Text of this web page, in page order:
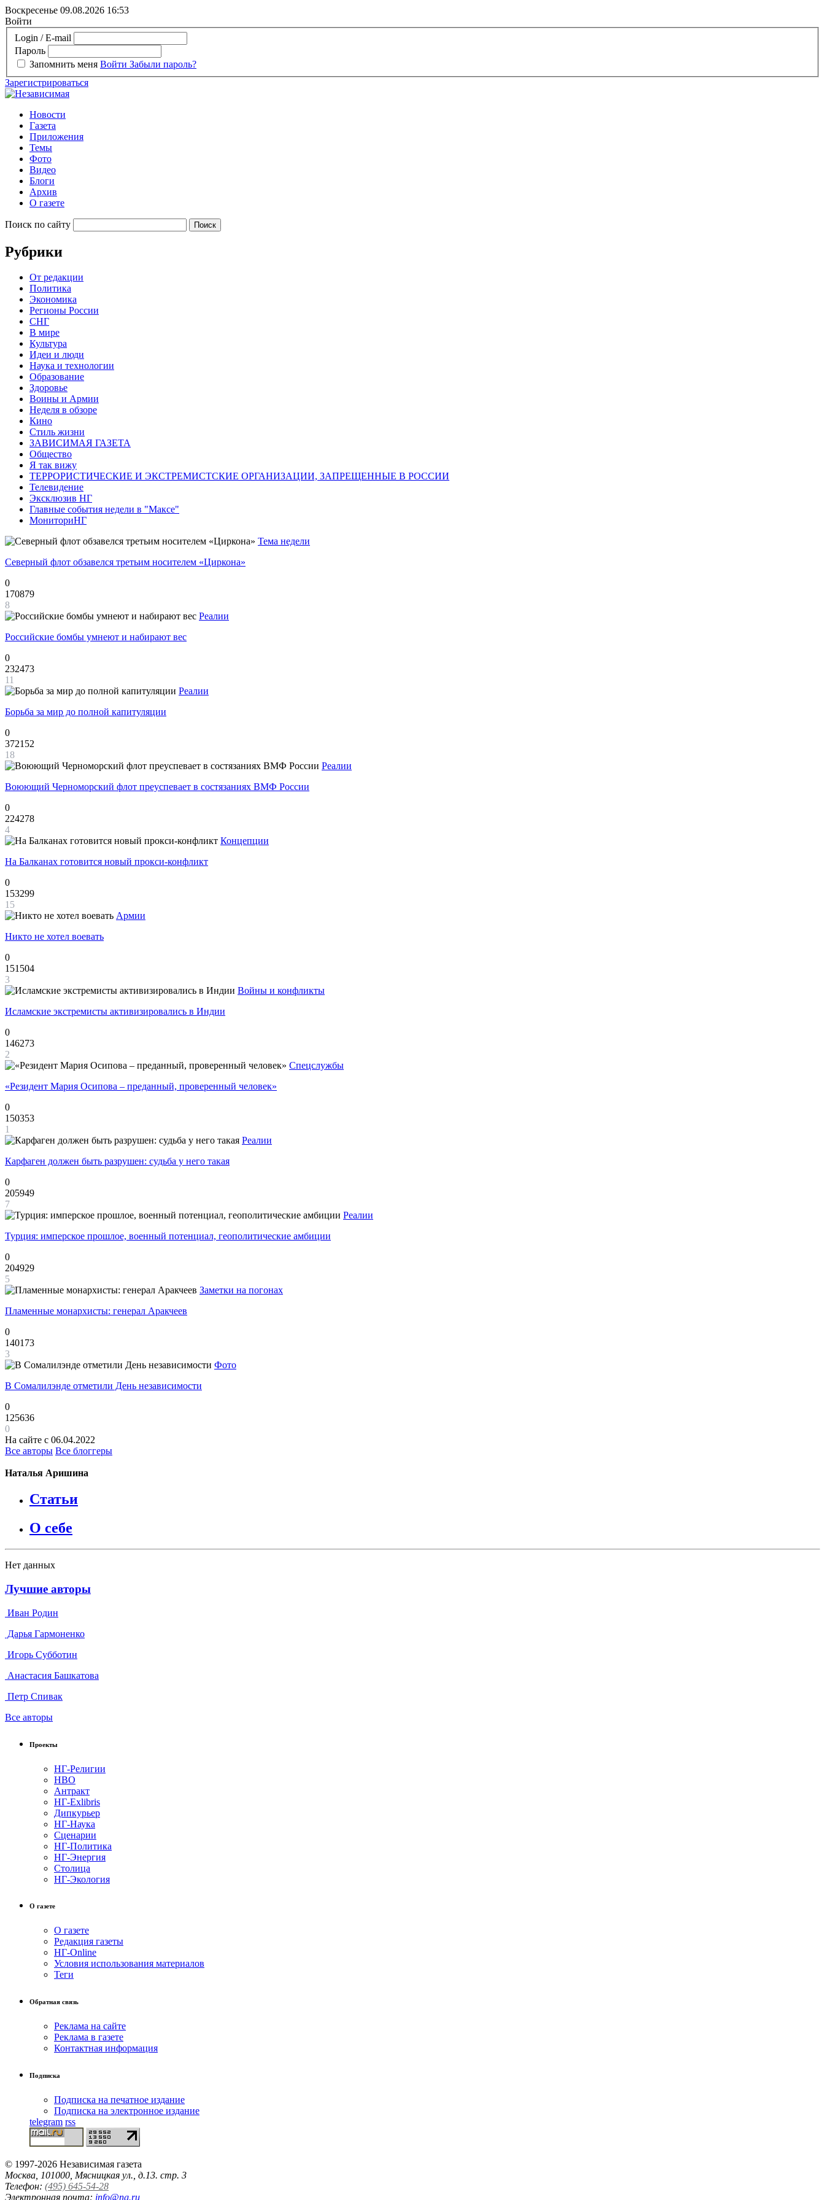
Воскресенье 09.08.2026 16:53
Войти
Login / E-mail
Пароль
Запомнить меня Войти Забыли пароль?
Зарегистрироваться
Новости
Газета
Приложения
Темы
Фото
Видео
Блоги
Архив
О газете
Поиск по сайту
Рубрики
От редакции
Политика
Экономика
Регионы России
СНГ
В мире
Культура
Идеи и люди
Наука и технологии
Образование
Здоровье
Воины и Армии
Неделя в обзоре
Кино
Стиль жизни
ЗАВИСИМАЯ ГАЗЕТА
Общество
Я так вижу
ТЕРРОРИСТИЧЕСКИЕ И ЭКСТРЕМИСТСКИЕ ОРГАНИЗАЦИИ, ЗАПРЕЩЕННЫЕ В РОССИИ
Телевидение
Эксклюзив НГ
Главные события недели в "Максе"
МониториНГ
Тема недели
Северный флот обзавелся третьим носителем «Циркона»
0
170879
8
Реалии
Российские бомбы умнеют и набирают вес
0
232473
11
Реалии
Борьба за мир до полной капитуляции
0
372152
18
Реалии
Воюющий Черноморский флот преуспевает в состязаниях ВМФ России
0
224278
4
Концепции
На Балканах готовится новый прокси-конфликт
0
153299
15
Армии
Никто не хотел воевать
0
151504
3
Войны и конфликты
Исламские экстремисты активизировались в Индии
0
146273
2
Спецслужбы
«Резидент Мария Осипова – преданный, проверенный человек»
0
150353
1
Реалии
Карфаген должен быть разрушен: судьба у него такая
0
205949
7
Реалии
Турция: имперское прошлое, военный потенциал, геополитические амбиции
0
204929
5
Заметки на погонах
Пламенные монархисты: генерал Аракчеев
0
140173
3
Фото
В Сомалилэнде отметили День независимости
0
125636
0
На сайте с 06.04.2022
Все авторы Все блоггеры
Наталья Аришина
Статьи
О себе
Нет данных
Лучшие авторы
Иван Родин
Дарья Гармоненко
Игорь Субботин
Анастасия Башкатова
Петр Спивак
Все авторы
Проекты
НГ-Религии
НВО
Антракт
НГ-Exlibris
Дипкурьер
НГ-Наука
Сценарии
НГ-Политика
НГ-Энергия
Столица
НГ-Экология
О газете
О газете
Редакция газеты
НГ-Online
Условия использования материалов
Теги
Обратная связь
Реклама на сайте
Реклама в газете
Контактная информация
Подписка
Подписка на печатное издание
Подписка на электронное издание
telegram rss
© 1997-2026 Независимая газета
Москва, 101000, Мясницкая ул., д.13. стр. 3
Телефон: (495) 645-54-28
Электронная почта: info@ng.ru